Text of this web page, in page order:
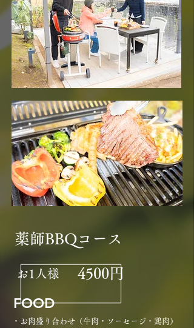
薬師BBQコース
4500円
​お1人様
FOOD
・お肉盛り合わせ（牛肉・ソーセージ ・鶏肉）